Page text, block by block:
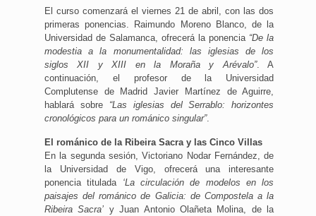
El curso comenzará el viernes 21 de abril, con las dos
primeras ponencias. Raimundo Moreno Blanco, de la
Universidad de Salamanca, ofrecerá la ponencia “De la
modestia a la monumentalidad: las iglesias de los
siglos XII y XIII en la Moraña y Arévalo”. A
continuación, el profesor de la Universidad
Complutense de Madrid Javier Martínez de Aguirre,
hablará sobre “Las iglesias del Serrablo: horizontes
cronológicos para un románico singular”.
El románico de la Ribeira Sacra y las Cinco Villas
En la segunda sesión, Victoriano Nodar Fernández, de
la Universidad de Vigo, ofrecerá una interesante
ponencia titulada ‘La circulación de modelos en los
paisajes del románico de Galicia: de Compostela a la
Ribeira Sacra’ y Juan Antonio Olañeta Molina, de la